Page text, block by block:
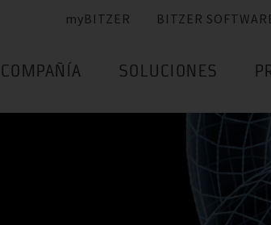
myBITZER BITZER
COMPAÑÍA SOLUCIONES